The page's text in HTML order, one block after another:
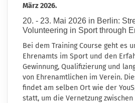
März 2026.
20. - 23. Mai 2026 in Berlin:
Volunteering in Sport through
Bei dem Training Course geht es
Ehrenamts im Sport und den
Gewinnung, Qualifizierung und
von Ehrenamtlichen im Verein.
findet am selben Ort wie der
statt, um die Vernetzung zwischen